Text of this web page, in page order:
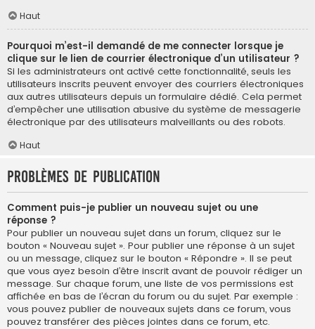
Haut
Pourquoi m’est-il demandé de me connecter lorsque je
clique sur le lien de courrier électronique d’un utilisateur ?
Si les administrateurs ont activé cette fonctionnalité, seuls les
utilisateurs inscrits peuvent envoyer des courriers électroniques
aux autres utilisateurs depuis un formulaire dédié. Cela permet
d’empêcher une utilisation abusive du système de messagerie
électronique par des utilisateurs malveillants ou des robots.
Haut
Problèmes de publication
Comment puis-je publier un nouveau sujet ou une
réponse ?
Pour publier un nouveau sujet dans un forum, cliquez sur le
bouton « Nouveau sujet ». Pour publier une réponse à un sujet
ou un message, cliquez sur le bouton « Répondre ». Il se peut
que vous ayez besoin d’être inscrit avant de pouvoir rédiger un
message. Sur chaque forum, une liste de vos permissions est
affichée en bas de l’écran du forum ou du sujet. Par exemple :
vous pouvez publier de nouveaux sujets dans ce forum, vous
pouvez transférer des pièces jointes dans ce forum, etc.